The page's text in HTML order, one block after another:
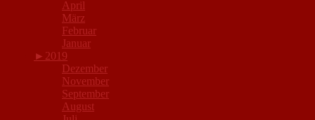
April
März
Februar
Januar
► 2019
Dezember
November
September
August